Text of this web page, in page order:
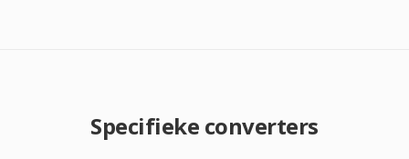
Specifieke converters